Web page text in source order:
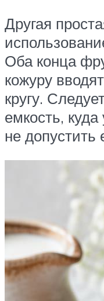
Другая
Оба конца
кожуру
кругу.
емкость,
не допустить